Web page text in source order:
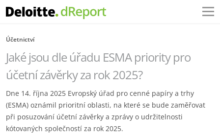
Účetnictví
Jaké jsou dle úřadu ESMA priority pro
účetní závěrky za rok 2025?‎
Dne 14. října 2025 Evropský úřad pro cenné papíry a trhy
(ESMA) oznámil prioritní oblasti, na které se ‎bude zaměřovat
při posuzování účetní závěrky a zprávy o udržitelnosti
kótovaných společností za ‎rok 2025.‎